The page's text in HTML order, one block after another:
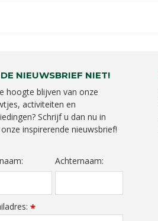
NIEUWSBRIEF NIET!
hoogte blijven van onze
activiteiten en
Schrijf u dan nu in
inspirerende nieuwsbrief!
Achternaam:
*